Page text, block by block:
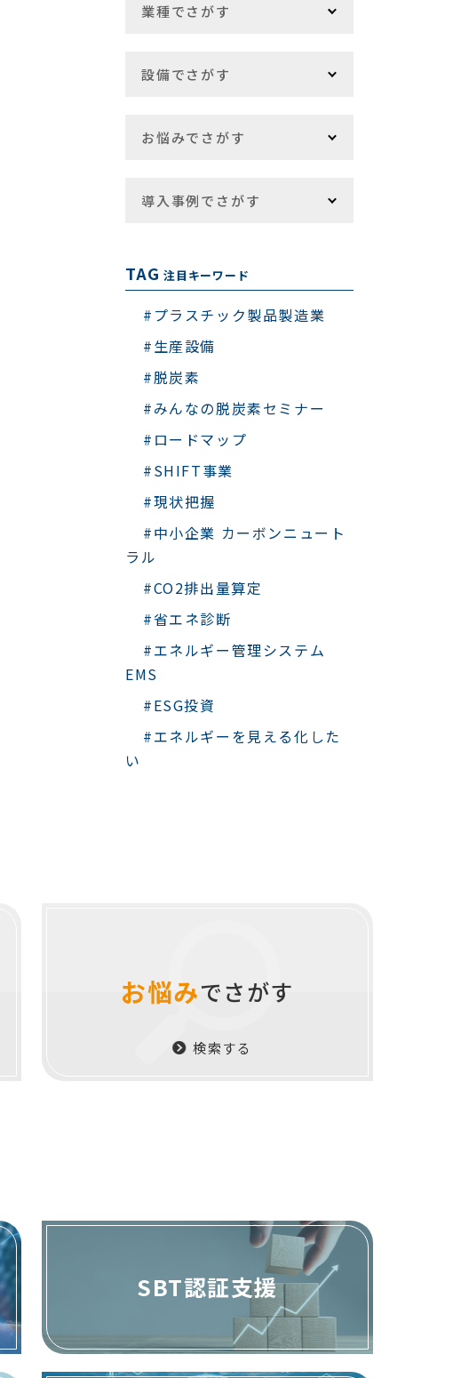
業種でさがす
設備でさがす
お悩みでさがす
導入事例でさがす
TAG 注目キーワード
#プラスチック製品製造業
#生産設備
#脱炭素
#みんなの脱炭素セミナー
#ロードマップ
#SHIFT事業
#現状把握
#中小企業 カーボンニュート
ラル
#CO2排出量算定
#省エネ診断
#エネルギー管理システム
EMS
#ESG投資
#エネルギーを見える化した
い
お悩みでさがす
検索する
SBT認証支援